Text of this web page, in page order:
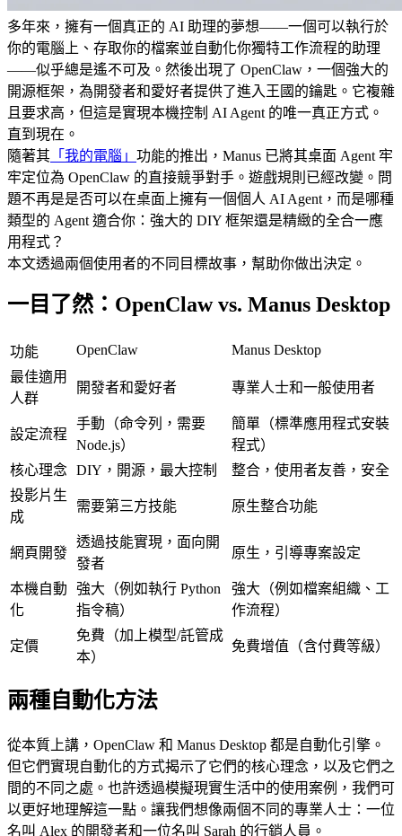
多年來，擁有一個真正的 AI 助理的夢想——一個可以執行於
你的電腦上、存取你的檔案並自動化你獨特工作流程的助理
——似乎總是遙不可及。然後出現了 OpenClaw，一個強大的
開源框架，為開發者和愛好者提供了進入王國的鑰匙。它複雜
且要求高，但這是實現本機控制 AI Agent 的唯一真正方式。
直到現在。
隨著其 「我的電腦」 功能的推出，Manus 已將其桌面 Agent 牢
牢定位為 OpenClaw 的直接競爭對手。遊戲規則已經改變。問
題不再是是否可以在桌面上擁有一個個人 AI Agent，而是哪種
類型的 Agent 適合你：強大的 DIY 框架還是精緻的全合一應
用程式？
本文透過兩個使用者的不同目標故事，幫助你做出決定。
一目了然：OpenClaw vs. Manus Desktop
功能 OpenClaw
Manus Desktop
最佳適用
人群
開發者和愛好者 專業人士和一般使用者
設定流程
手動（命令列，需要
Node.js）
簡單（標準應用程式安裝
程式）
核心理念
DIY，開源，最大控制
整合，使用者友善，安全
投影片生
成
需要第三方技能 原生整合功能
網頁開發
透過技能實現，面向開
發者
原生，引導專案設定
本機自動
化
強大（例如執行 Python
指令稿）
強大（例如檔案組織、工
作流程）
定價
免費（加上模型/託管成
本）
免費增值（含付費等級）
兩種自動化方法
從本質上講，OpenClaw 和 Manus Desktop 都是自動化引擎。
但它們實現自動化的方式揭示了它們的核心理念，以及它們之
間的不同之處。也許透過模擬現實生活中的使用案例，我們可
以更好地理解這一點。讓我們想像兩個不同的專業人士：一位
名叫 Alex 的開發者和一位名叫 Sarah 的行銷人員。